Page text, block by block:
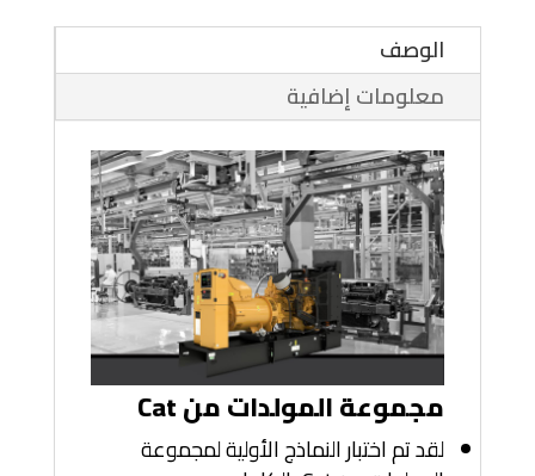
الوصف
معلومات إضافية
مجموعة المولدات من Cat
لقد تم اختبار النماذج الأولية لمجموعة